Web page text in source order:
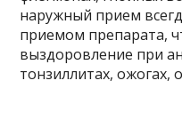
наружный прием
приемом препарата,
выздоровление при
тонзиллитах, ожогах,